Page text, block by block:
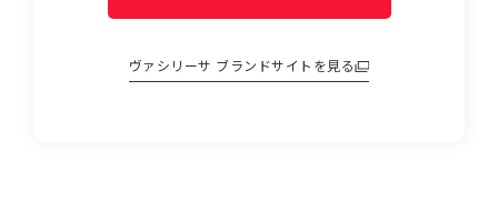
ヴァシリーサ ブランドサイトを見る